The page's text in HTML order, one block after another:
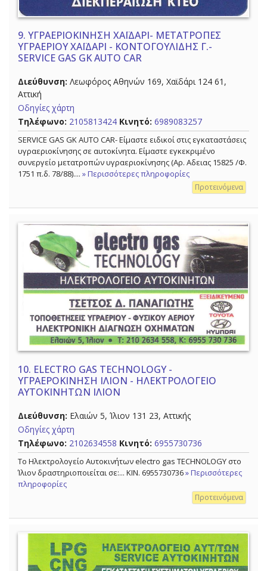
9. ΥΓΡΑΕΡΙΟΚΙΝΗΣΗ ΧΑΪΔΑΡΙ- ΜΕΤΑΤΡΟΠΕΣ
ΥΓΡΑΕΡΙΟΥ ΧΑΪΔΑΡΙ - ΚΟΝΤΟΓΟΥΛΙΔΗΣ Γ.-
SERVICE GAS GK AUTO CAR
Διεύθυνση: Λεωφόρος Αθηνών 169, Χαϊδάρι 124 61,
Αττική
Οδηγίες χάρτη
Τηλέφωνο: 2105813424 Κινητό: 6989083257
SERVICE GAS GK AUTO CAR- Είμαστε ειδικοί στις εγκαταστάσεις
υγραεριοκίνησης σε αυτοκίνητα. Είμαστε εγκεκριμένο
συνεργείο μετατροπών υγραεριοκίνησης (Αρ. Αδειας 15825 /Φ.
1751 π.δ. 78/88).... » Περισσότερες πληροφορίες
Προτεινόμενα
10. ELECTRO GAS TECHNOLOGY -
ΥΓΡΑΕΡΟΚΙΝΗΣΗ ΙΛΙΟΝ - ΗΛΕΚΤΡΟΛΟΓΕΙΟ
ΑΥΤΟΚΙΝΗΤΩΝ ΙΛΙΟΝ
Διεύθυνση: Ελαιών 5, Ίλιον 131 23, Αττικής
Οδηγίες χάρτη
Τηλέφωνο: 2102634558 Κινητό: 6955730736
Το Ηλεκτρολογείο Αυτοκινήτων electro gas TECHNOLOGY στο
Ίλιον δραστηριοποιείται σε:... ΚΙΝ. 6955730736» Περισσότερες
πληροφορίες
Προτεινόμενα